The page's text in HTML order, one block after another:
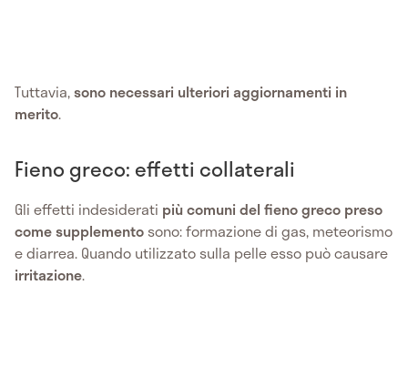
Tuttavia,sono necessari ulteriori aggiornamenti in
merito.
Fieno greco: effetti collaterali
Gli effetti indesiderati più comuni del fieno greco preso
come supplemento sono: formazione di gas, meteorismo
e diarrea. Quando utilizzato sulla pelle esso può causare
irritazione.